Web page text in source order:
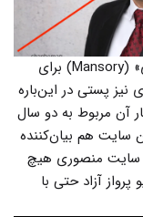
ادعا شده برند اتوموبیل‌سازی لوکس «منصوری» (Mansory) برای
پستی در این‌باره
آن مربوط به دو سال
هم بیان‌کننده
سایت منصوری هیچ
آزاد حتی با